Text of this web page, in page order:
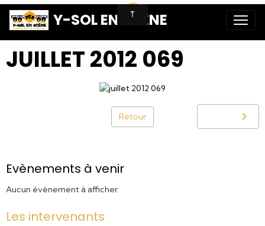
Y-SOL EN SCENE
JUILLET 2012 069
Retour
Evènements à venir
Aucun évènement à afficher.
Les intervenants